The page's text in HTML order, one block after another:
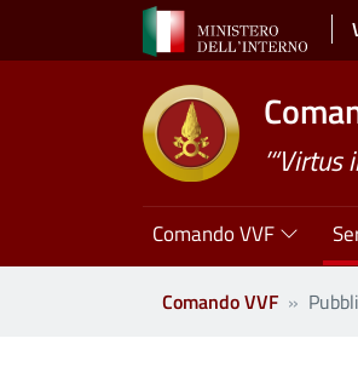
Salta al contenuto principale
Navigazione
Comando VVF
Comando VVF